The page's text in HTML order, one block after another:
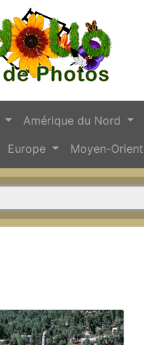
Amérique du Nord
Europe Moyen-Orient